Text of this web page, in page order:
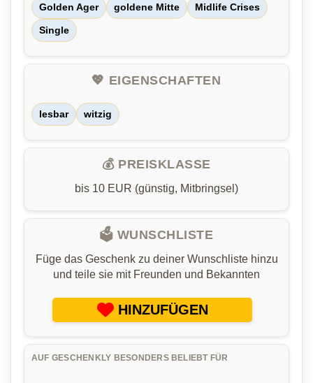
Golden Ager goldene Mitte Midlife Crises
Single
💖 EIGENSCHAFTEN
lesbar witzig
💰 PREISKLASSE
bis 10 EUR (günstig, Mitbringsel)
🗳️ WUNSCHLISTE
Füge das Geschenk zu deiner Wunschliste hinzu
und teile sie mit Freunden und Bekannten
HINZUFÜGEN
AUF GESCHENKLY BESONDERS BELIEBT FÜR